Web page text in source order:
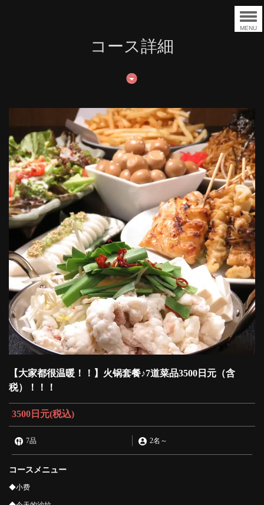
MENU
コース詳細
【大家都很温暖！！】火锅套餐♪7道菜品3500日元（含
税）！！！
3500日元(税込)
7品 2名 ～
コースメニュー
◆小费